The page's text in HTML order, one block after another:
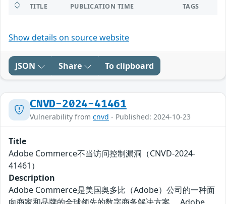
TITLE PUBLICATION TIME TAGS
Show details on source website
JSON Share To clipboard
CNVD-2024-41461
Vulnerability from cnvd - Published: 2024-10-23
Title
Adobe Commerce不当访问控制漏洞（CNVD-2024-
41461）
Description
Adobe Commerce是美国奥多比（Adobe）公司的一种面